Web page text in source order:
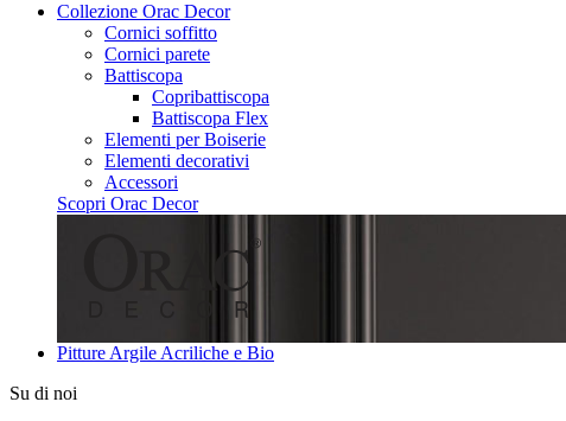
Collezione Orac Decor
Cornici soffitto
Cornici parete
Battiscopa
Copribattiscopa
Battiscopa Flex
Elementi per Boiserie
Elementi decorativi
Accessori
Scopri Orac Decor
Pitture Argile Acriliche e Bio
Su di noi